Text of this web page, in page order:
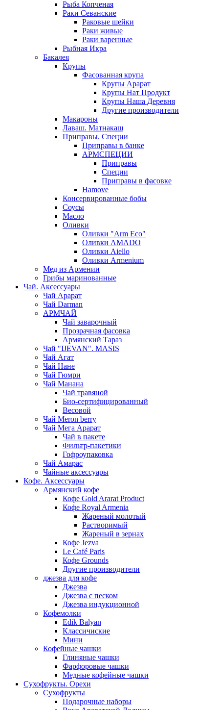
Рыба Копченая
Раки Севанские
Раковые шейки
Раки живые
Раки варенные
Рыбная Икра
Бакалея
Крупы
Фасованная крупа
Крупы Арарат
Крупы Нат Продукт
Крупы Наша Деревня
Другие производители
Макароны
Лаваш. Матнакаш
Приправы. Специи
Приправы в банке
АРМСПЕЦИИ
Приправы
Специи
Приправы в фасовке
Hamove
Консервированные бобы
Соусы
Масло
Оливки
Оливки "Arm Eco"
Оливки AMADO
Оливки Aiello
Оливки Armenium
Мед из Армении
Грибы маринованные
Чай. Аксессуары
Чай Арарат
Чай Darman
АРМЧАЙ
Чай заварочный
Прозрачная фасовка
Армянский Тараз
Чай "IJEVAN". MASIS
Чай Агат
Чай Нане
Чай Гюмри
Чай Манана
Чай травяной
Био-сертифицированный
Весовой
Чай Meron berry
Чай Мега Арарат
Чай в пакете
Фильтр-пакетики
Гофроупаковка
Чай Амарас
Чайные аксессуары
Кофе. Аксессуары
Армянский кофе
Кофе Gold Ararat Product
Кофе Royal Armenia
Жареный молотый
Растворимый
Жареный в зернах
Кофе Jezva
Le Café Paris
Кофе Grounds
Другие производители
джезва для кофе
Джезва
Джезва с песком
Джезва индукционной
Кофемолки
Edik Balyan
Классичиские
Мини
Кофейные чашки
Глиняные чашки
Фарфоровые чашки
Медные кофейные чашки
Сухофрукты. Орехи
Сухофрукты
Подарочные наборы